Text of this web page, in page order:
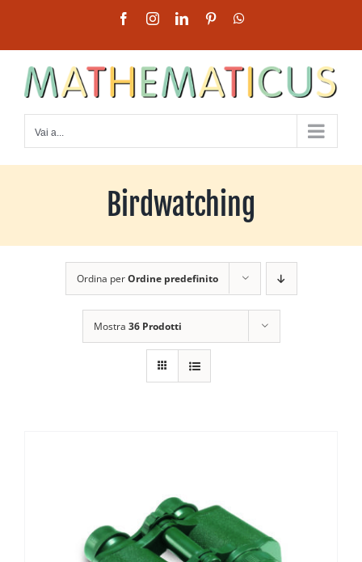
contenuto
FacebookInstagramLinkedInPinterest
Vai a...
Birdwatching
Ordina perOrdine predefinito
Mostra 36 Prodotti